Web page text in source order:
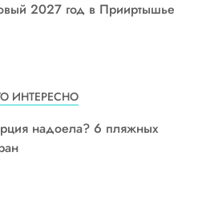
2027 год в Прииртышье
ИНТЕРЕСНО
надоела? 6 пляжных